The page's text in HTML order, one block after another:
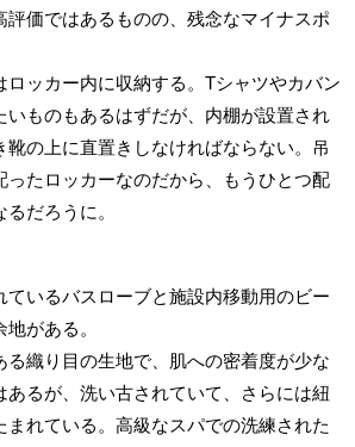
価ではあるものの、残念なマイナスポ
ッカー内に収納する。Tシャツやカバン
いものもあるはずだが、内棚が設置され
の上に直置きしなければならない。吊
ったロッカーなのだから、もうひとつ配
だろうに。
ているバスローブと施設内移動用のビー
がある。
織り目の生地で、肌への密着度が少な
あるが、洗い古されていて、さらには紐
まれている。高級なスパでの洗練された